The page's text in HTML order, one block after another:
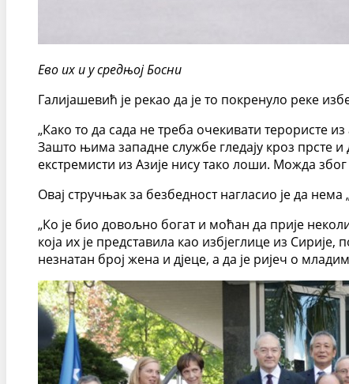
Ево их и у средњој Босни
Галијашевић је рекао да је то покренуло реке
„Како то да сада не треба очекивати терористе
Зашто њима западне службе гледају кроз прсте
екстремисти из Азије нису тако лоши. Можда због
Овај стручњак за безбедност нагласио је да
„Ко је био довољно богат и моћан да прије
која их је представила као избјеглице из
незнатан број жена и дјеце, а да је ријеч о